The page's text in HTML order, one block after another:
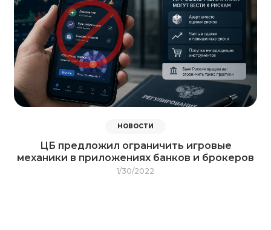
НОВОСТИ
ЦБ предложил ограничить игровые
механики в приложениях банков и брокеров
1/30/2022